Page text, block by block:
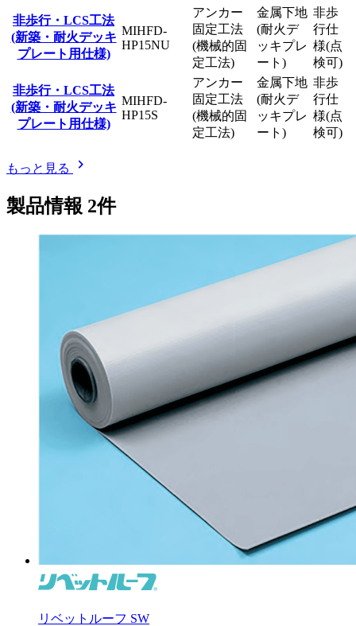
非歩行・LCS工法
(新築・耐火デッキ
プレート用仕様)
MIHFD-
HP15NU
アンカー
固定工法
(機械的固
定工法)
金属下地
(耐火デ
ッキプレ
ート)
非歩
行仕
様(点
検可)
非歩行・LCS工法
(新築・耐火デッキ
プレート用仕様)
MIHFD-
HP15S
アンカー
固定工法
(機械的固
定工法)
金属下地
(耐火デ
ッキプレ
ート)
非歩
行仕
様(点
検可)
もっと見る chevron_right
製品情報 2件
リベットルーフ SW